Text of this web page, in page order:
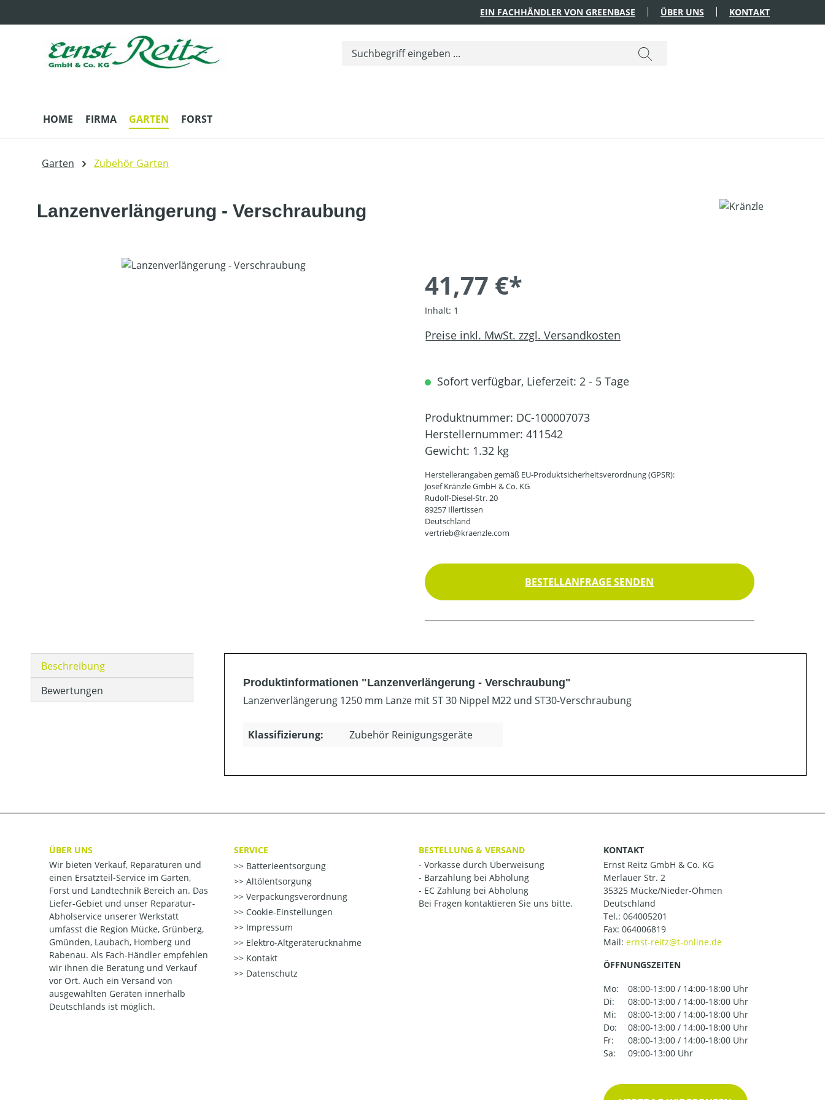
EIN FACHHÄNDLER VON GREENBASE ÜBER UNS KONTAKT
HOME FIRMA GARTEN FORST
Garten Zubehör Garten
Lanzenverlängerung - Verschraubung
Bildergalerie überspringen
41,77 €*
Inhalt: 1
Preise inkl. MwSt. zzgl. Versandkosten
Sofort verfügbar, Lieferzeit: 2 - 5 Tage
Produktnummer: DC-100007073
Herstellernummer: 411542
Gewicht: 1.32 kg
Herstellerangaben gemäß EU-Produktsicherheitsverordnung (GPSR):
Josef Kränzle GmbH & Co. KG
Rudolf-Diesel-Str. 20
89257 Illertissen
Deutschland
vertrieb@kraenzle.com
BESTELLANFRAGE SENDEN
Beschreibung
Bewertungen
Produktinformationen "Lanzenverlängerung - Verschraubung"
Lanzenverlängerung 1250 mm Lanze mit ST 30 Nippel M22 und ST30-Verschraubung
Klassifizierung: Zubehör Reinigungsgeräte
ÜBER UNS
Wir bieten Verkauf, Reparaturen und
einen Ersatzteil-Service im Garten,
Forst und Landtechnik Bereich an. Das
Liefer-Gebiet und unser Reparatur-
Abholservice unserer Werkstatt
umfasst die Region Mücke, Grünberg,
Gmünden, Laubach, Homberg und
Rabenau. Als Fach-Händler empfehlen
wir ihnen die Beratung und Verkauf
vor Ort. Auch ein Versand von
ausgewählten Geräten innerhalb
Deutschlands ist möglich.
SERVICE
Batterieentsorgung
Altölentsorgung
Verpackungsverordnung
Cookie-Einstellungen
Impressum
Elektro-Altgeräterücknahme
Kontakt
Datenschutz
BESTELLUNG & VERSAND
- Vorkasse durch Überweisung
- Barzahlung bei Abholung
- EC Zahlung bei Abholung
Bei Fragen kontaktieren Sie uns bitte.
KONTAKT
Ernst Reitz GmbH & Co. KG
Merlauer Str. 2
35325 Mücke/Nieder-Ohmen
Deutschland
Tel.: 064005201
Fax: 064006819
Mail:
ÖFFNUNGSZEITEN
Mo:
08:00-13:00 / 14:00-18:00 Uhr
Di:
08:00-13:00 / 14:00-18:00 Uhr
Mi:
08:00-13:00 / 14:00-18:00 Uhr
Do:
08:00-13:00 / 14:00-18:00 Uhr
Fr:
08:00-13:00 / 14:00-18:00 Uhr
Sa:
09:00-13:00 Uhr